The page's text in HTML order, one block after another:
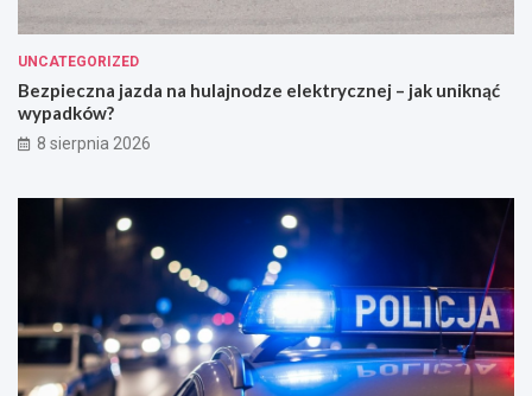
UNCATEGORIZED
Bezpieczna jazda na hulajnodze elektrycznej – jak uniknąć
wypadków?
8 sierpnia 2026